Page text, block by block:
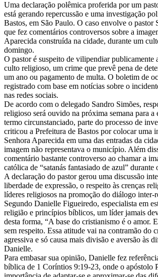
Uma declaração polêmica proferida por um
está gerando repercussão e uma investigação
Bastos, em São Paulo. O caso envolve o pastor
que fez comentários controversos sobre a
Aparecida construída na cidade, durante um
domingo.
O pastor é suspeito de vilipendiar publicamente
culto religioso, um crime que prevê pena de
um ano ou pagamento de multa. O boletim de
registrado com base em notícias sobre o
nas redes sociais.
De acordo com o delegado Sandro Simões,
religioso será ouvido na próxima semana para a
termo circunstanciado, parte do processo de
criticou a Prefeitura de Bastos por colocar uma
Senhora Aparecida em uma das entradas da
imagem não representava o município. Além
comentário bastante controverso ao chamar a
católica de “satanás fantasiado de azul” durante
A declaração do pastor gerou uma discussão
liberdade de expressão, o respeito às crenças
líderes religiosos na promoção do diálogo inter-
Segundo Danielle Figueiredo, especialista em
religião e princípios bíblicos, um líder jamais
desta forma, “A base do cristianismo é o amor.
sem respeito. Essa atitude vai na contramão do
agressiva e só causa mais divisão e aversão às
Danielle.
Para embasar sua opinião, Danielle fez
bíblica de 1 Coríntios 9:19-23, onde o apóstolo